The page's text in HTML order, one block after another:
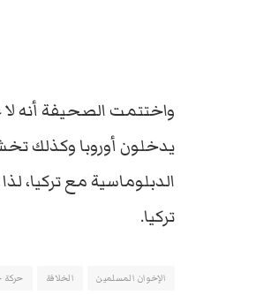
واختتمت الصحيفة أنه لا
يدخلون أوروبا وكذلك
الدبلوماسية مع تركيا،
تركيا.
الإخوان المسلمين الخلافة